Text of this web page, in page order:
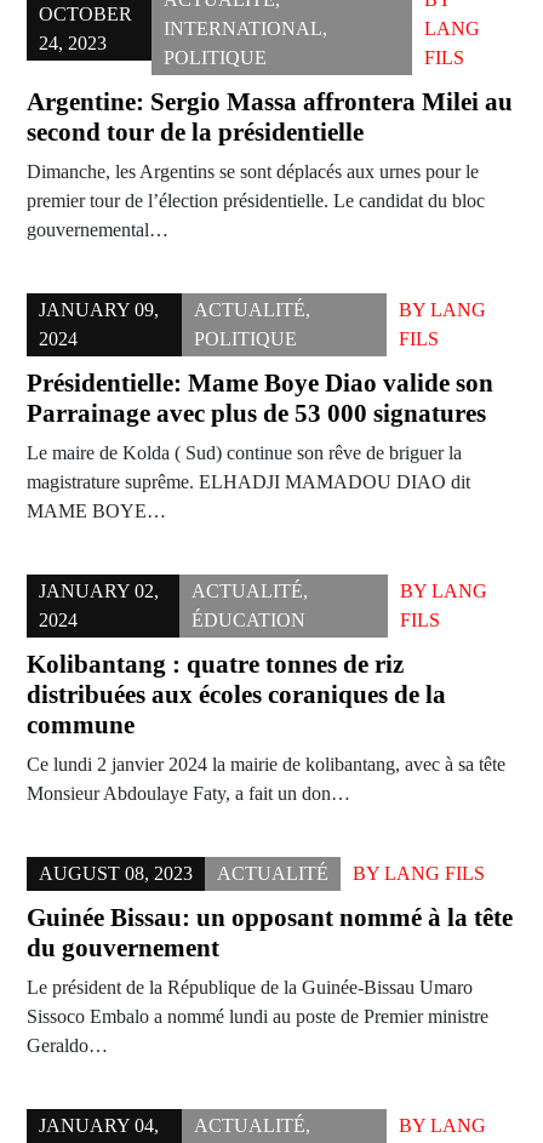
OCTOBER
24, 2023
INTERNATIONAL,
POLITIQUE
LANG
FILS
Argentine: Sergio Massa affrontera Milei au
second tour de la présidentielle
Dimanche, les Argentins se sont déplacés aux urnes pour le
premier tour de l’élection présidentielle. Le candidat du bloc
gouvernemental…
JANUARY 09,
2024
ACTUALITÉ,
POLITIQUE
BY LANG
FILS
Présidentielle: Mame Boye Diao valide son
Parrainage avec plus de 53 000 signatures
Le maire de Kolda ( Sud) continue son rêve de briguer la
magistrature suprême. ELHADJI MAMADOU DIAO dit
MAME BOYE…
JANUARY 02,
2024
ACTUALITÉ,
ÉDUCATION
BYLANG
FILS
Kolibantang : quatre tonnes de riz
distribuées aux écoles coraniques de la
commune
Ce lundi 2 janvier 2024 la mairie de kolibantang, avec à sa tête
Monsieur Abdoulaye Faty, a fait un don…
AUGUST 08, 2023 ACTUALITÉ BY LANG FILS
Guinée Bissau: un opposant nommé à la tête
du gouvernement
Le président de la République de la Guinée-Bissau Umaro
Sissoco Embalo a nommé lundi au poste de Premier ministre
Geraldo…
JANUARY 04,
ACTUALITÉ,
BY LANG